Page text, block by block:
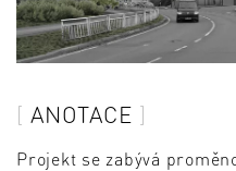
ANOTACE
Projekt se zabývá